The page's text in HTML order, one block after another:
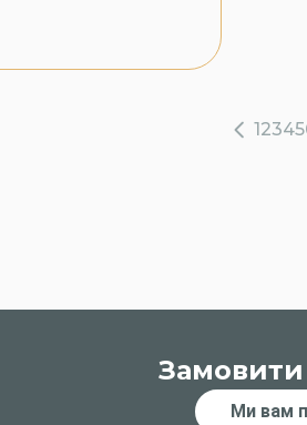
12345
Замовити
Ми вам